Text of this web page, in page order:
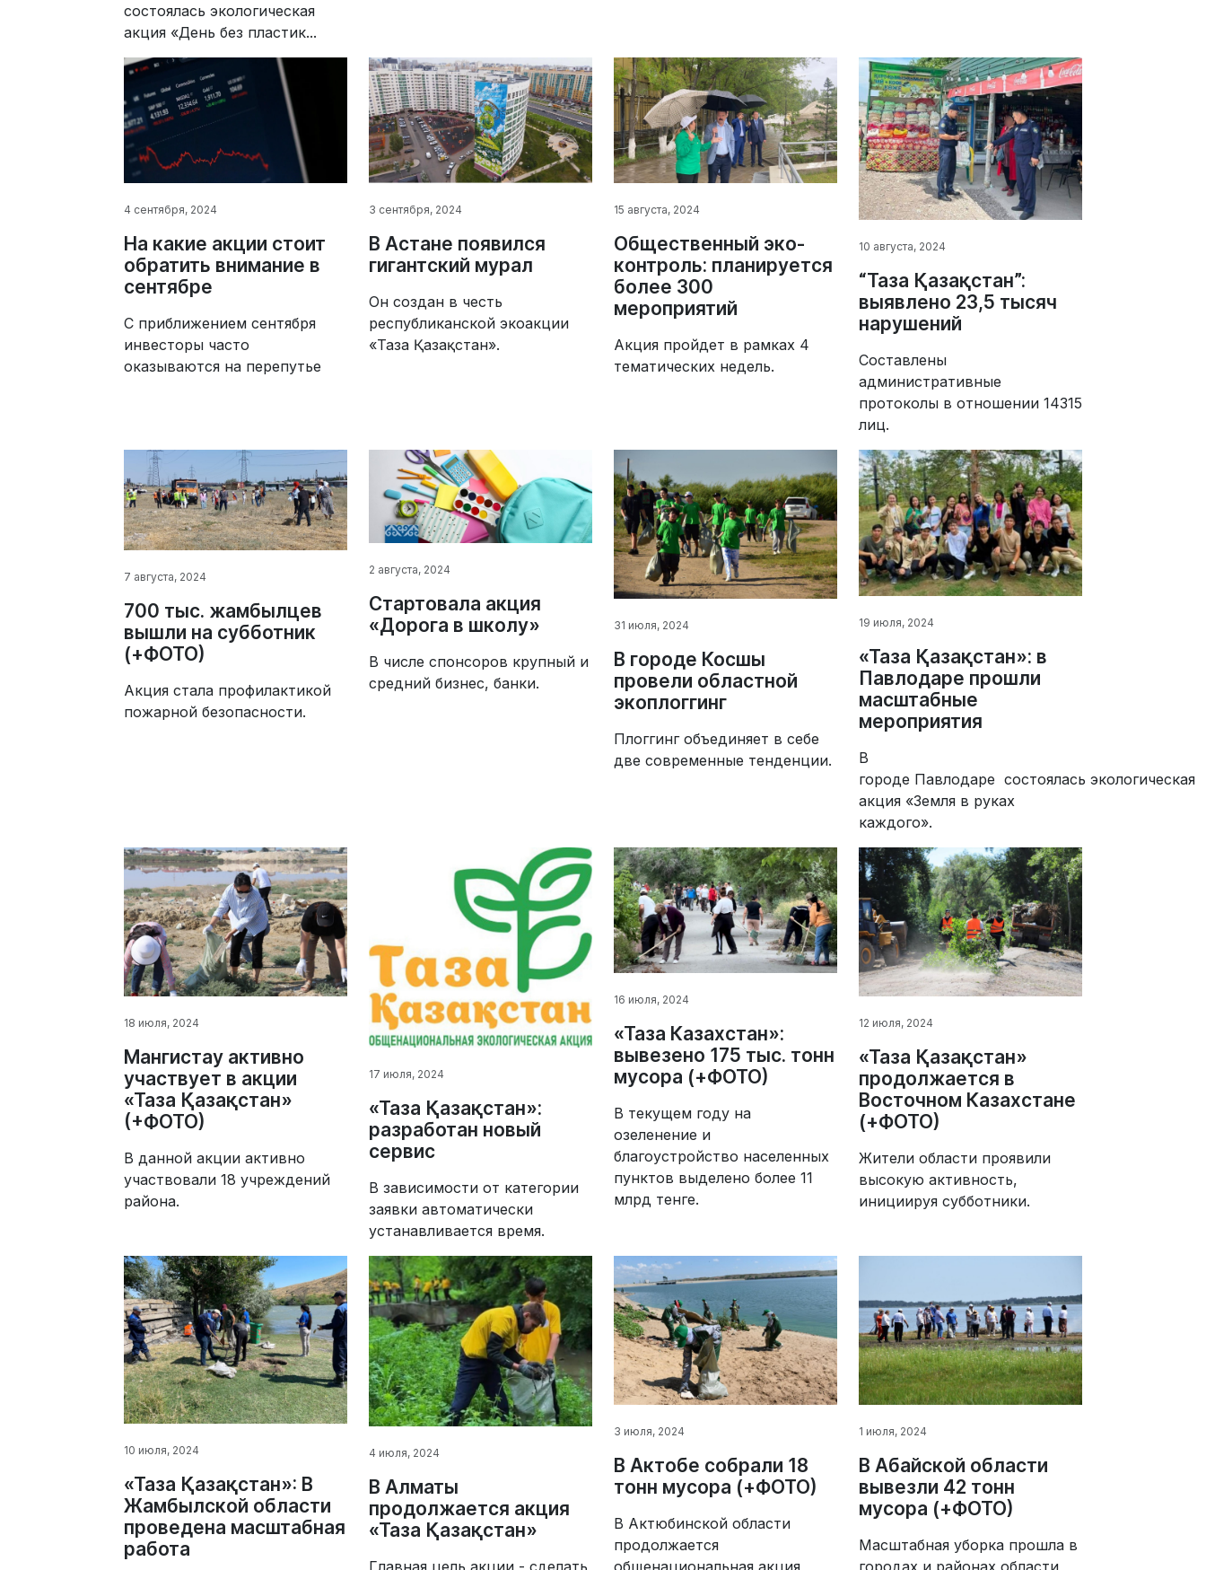
состоялась экологическая
акция «День без пластик...
4 сентября, 2024
На какие акции стоит
обратить внимание в
сентябре
С приближением сентября
инвесторы часто
оказываются на перепутье
3 сентября, 2024
В Астане появился
гигантский мурал
Он создан в честь
республиканской экоакции
«Таза Қазақстан».
15 августа, 2024
Общественный эко-
контроль: планируется
более 300
мероприятий
Акция пройдет в рамках 4
тематических недель.
10 августа, 2024
“Таза Қазақстан”:
выявлено 23,5 тысяч
нарушений
Составлены
административные
протоколы в отношении 14315
лиц.
7 августа, 2024
700 тыс. жамбылцев
вышли на субботник
(+ФОТО)
Акция стала профилактикой
пожарной безопасности.
2 августа, 2024
Стартовала акция
«Дорога в школу»
В числе спонсоров крупный и
средний бизнес, банки.
31 июля, 2024
В городе Косшы
провели областной
экоплоггинг
Плоггинг объединяет в себе
две современные тенденции.
19 июля, 2024
«Таза Қазақстан»: в
Павлодаре прошли
масштабные
мероприятия
В
городе Павлодаре состоялась экологическая
акция «Земля в руках
каждого».
18 июля, 2024
Мангистау активно
участвует в акции
«Таза Қазақстан»
(+ФОТО)
В данной акции активно
участвовали 18 учреждений
района.
17 июля, 2024
«Таза Қазақстан»:
разработан новый
сервис
В зависимости от категории
заявки автоматически
устанавливается время.
16 июля, 2024
«Таза Казахстан»:
вывезено 175 тыс. тонн
мусора (+ФОТО)
В текущем году на
озеленение и
благоустройство населенных
пунктов выделено более 11
млрд тенге.
12 июля, 2024
«Таза Қазақстан»
продолжается в
Восточном Казахстане
(+ФОТО)
Жители области проявили
высокую активность,
инициируя субботники.
10 июля, 2024
«Таза Қазақстан»: В
Жамбылской области
проведена масштабная
работа
4 июля, 2024
В Алматы
продолжается акция
«Таза Қазақстан»
Главная цель акции - сделать
3 июля, 2024
В Актобе собрали 18
тонн мусора (+ФОТО)
В Актюбинской области
продолжается
1 июля, 2024
В Абайской области
вывезли 42 тонн
мусора (+ФОТО)
Масштабная уборка прошла в
городах и районах области